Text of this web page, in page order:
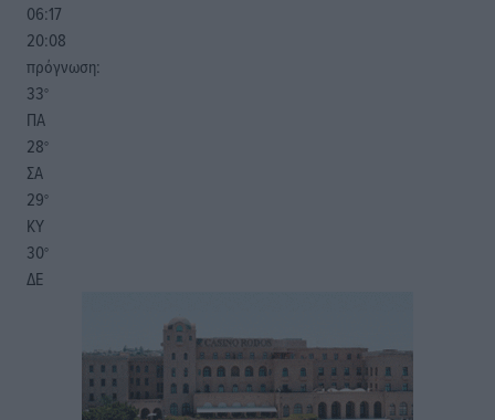
06:17
20:08
πρόγνωση:
33°
ΠΑ
28°
ΣΑ
29°
ΚΥ
30°
ΔΕ